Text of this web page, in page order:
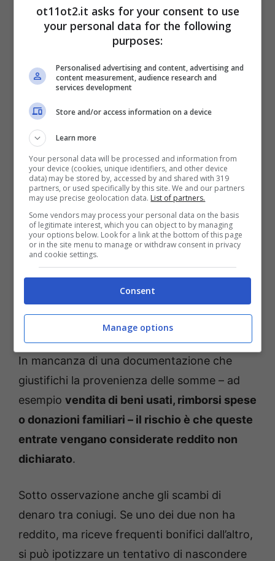
questionario antiriciclaggio, inoltrando una
segnalazione all’Uif, la quale può essere
trasmessa, in seguito, al Fisco
Quali movimenti bancari vengono segnalati? (Foto ANSA) –
ot11ot2.it
Anche ricevere bonifici da privati cittadini può
essere rischioso, specialmente se avviene
frequentemente e senza una causale chiara.
In mancanza di una documentazione che
giustifichi la provenienza delle somme – ad
esempio vendita di beni usati, rimborsi spese
o donazioni familiari – il rischio è che queste
entrate vengano considerate reddito non
dichiarato.
Sotto osservazione anche gli scambi di
denaro tra coniugi. Se uno dei due non ha
reddito, ma riceve frequenti bonifici dall’altro,
si può ipotizzare un tentativo di nascondere
ot11ot2.it asks for your consent to use
your personal data for the following
purposes:
Personalised advertising and content, advertising and
content measurement, audience research and
services development
Store and/or access information on a device
Learn more
Your personal data will be processed and information from
your device (cookies, unique identifiers, and other device
data) may be stored by, accessed by and shared with 319
partners, or used specifically by this site. We and our partners
may use precise geolocation data. List of partners.
Some vendors may process your personal data on the basis
of legitimate interest, which you can object to by managing
your options below. Look for a link at the bottom of this page
or in the site menu to manage or withdraw consent in privacy
and cookie settings.
Consent
Manage options